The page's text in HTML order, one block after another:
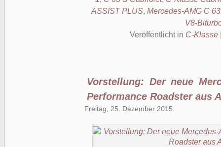
ASSIST PLUS, Mercedes-AMG C
V8-
Veröffentlicht in C-Klasse
Vorstellung: Der neue
Performance Roadster aus
Freitag, 25. Dezember 2015